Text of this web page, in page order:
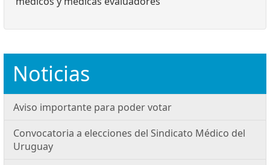
Noticias
Aviso importante para poder votar
Convocatoria a elecciones del Sindicato Médico del
Uruguay